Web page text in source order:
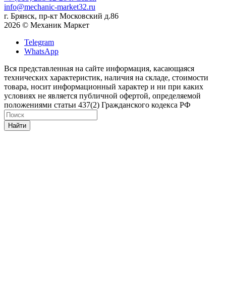
info@mechanic-market32.ru
г. Брянск, пр-кт Московский д.86
2026 © Механик Маркет
Telegram
WhatsApp
Вся представленная на сайте информация, касающаяся
технических характеристик, наличия на складе, стоимости
товара, носит информационный характер и ни при каких
условиях не является публичной офертой, определяемой
положениями статьи 437(2) Гражданского кодекса РФ
Найти